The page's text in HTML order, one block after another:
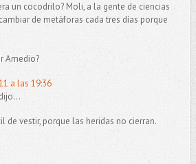
un cocodrilo? Moli, a la gente de ciencias
de metáforas cada tres días porque
Amedio?
a las 19:36
de vestir, porque las heridas no cierran.